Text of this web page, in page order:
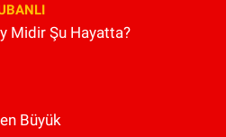
Midir Şu Hayatta?
Büyük